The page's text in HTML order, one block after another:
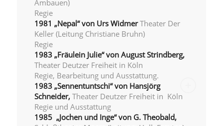
Ambauen)
Regie
1981 „Nepal“ von Urs WidmerTheater Der
Keller (Leitung Christiane Bruhn)
Regie
1983 „Fräulein Julie“ von August Strindberg,
Theater Deutzer Freiheit in Köln
Regie, Bearbeitung und Ausstattung.
1983 „Sennentuntschi“ von Hansjörg
Schneider, Theater Deutzer Freiheit in Köln
Regie und Ausstattung
1985 „Jochen und Inge“ von G. Theobald,